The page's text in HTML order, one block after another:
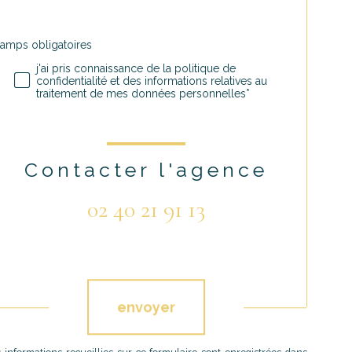
Validation
obligatoires
j'ai pris connaissance de la politique de
confidentialité et des informations relatives au
traitement de mes données personnelles*
Contacter l'agence
02 40 21 91 13
envoyer